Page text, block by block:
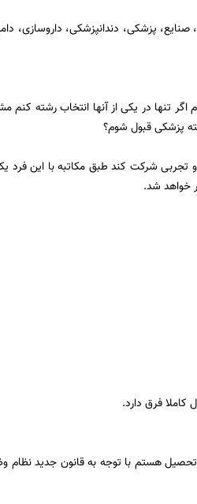
صنایع، پزشکی، دندانپزشکی، داروسازی،
تنها در یکی از آنها انتخاب رشته کنم
پزشکی قبول شوم؟
تجربی شرکت کند طبق مکاتبه با این
خواهد شد.
فرق دارد.
به تحصیل هستم با توجه به قانون جدید